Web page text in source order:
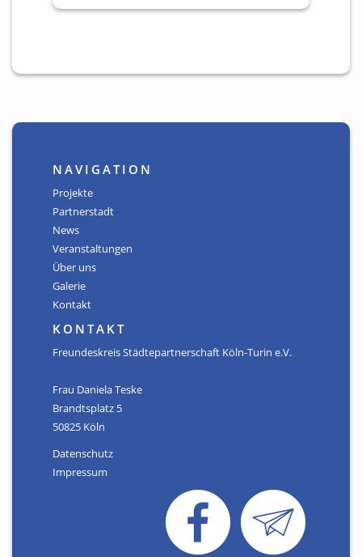
NAVIGATION
Projekte
Partnerstadt
News
Veranstaltungen
Über uns
Galerie
Kontakt
KONTAKT
Freundeskreis Städtepartnerschaft Köln-Turin e.V.
Frau Daniela Teske
Brandtsplatz 5
50825 Köln
Datenschutz
Impressum